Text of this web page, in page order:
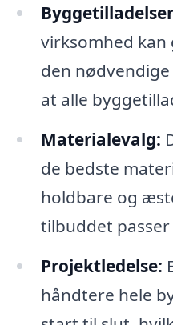
virksomhed kan
den
at alle
Materialevalg:
de bedste
holdbare og
tilbuddet
Projektledelse:
håndtere hele